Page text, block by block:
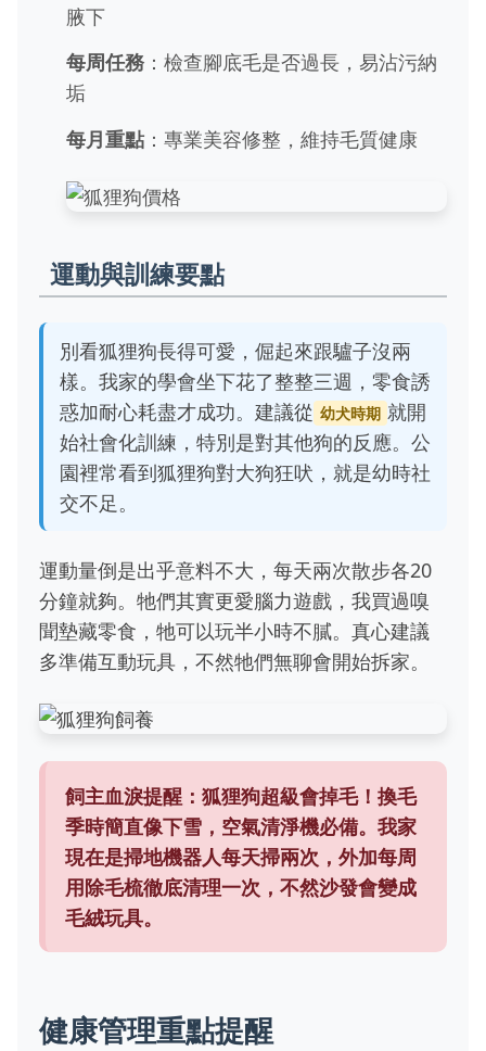
腋下
每周任務 ：檢查腳底毛是否過長，易沾污納
垢
每月重點 ：專業美容修整，維持毛質健康
運動與訓練要點
別看狐狸狗長得可愛，倔起來跟驢子沒兩
樣。我家的學會坐下花了整整三週，零食誘
惑加耐心耗盡才成功。建議從 幼犬時期 就開
始社會化訓練，特別是對其他狗的反應。公
園裡常看到狐狸狗對大狗狂吠，就是幼時社
交不足。
運動量倒是出乎意料不大，每天兩次散步各20
分鐘就夠。牠們其實更愛腦力遊戲，我買過嗅
聞墊藏零食，牠可以玩半小時不膩。真心建議
多準備互動玩具，不然牠們無聊會開始拆家。
飼主血淚提醒： 狐狸狗超級會掉毛！換毛
季時簡直像下雪，空氣清淨機必備。我家
現在是掃地機器人每天掃兩次，外加每周
用除毛梳徹底清理一次，不然沙發會變成
毛絨玩具。
健康管理重點提醒